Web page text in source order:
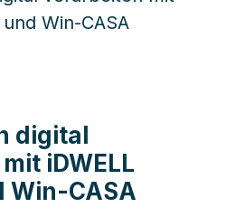
digital
iDWELL
Win-CASA